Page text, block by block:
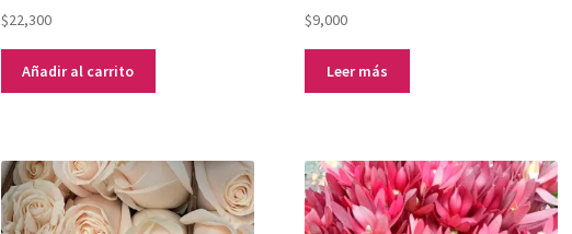
$22,300
Añadir al carrito
$9,000
Leer más